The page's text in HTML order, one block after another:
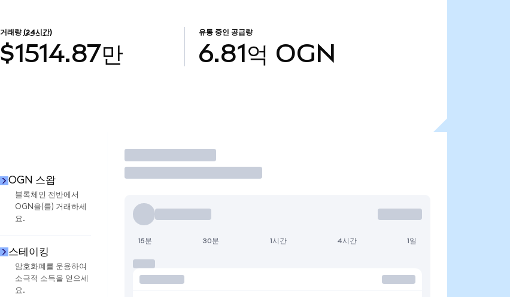
거래량 (24시간)
$1514.87만
유통 중인 공급량
6.81억 OGN
OGN 스왑
블록체인 전반에서
OGN을(를) 거래하세
요.
스테이킹
암호화폐를 운용하여
소극적 소득을 얻으세
요.
거래
15분 30분 1시간 4시간 1일